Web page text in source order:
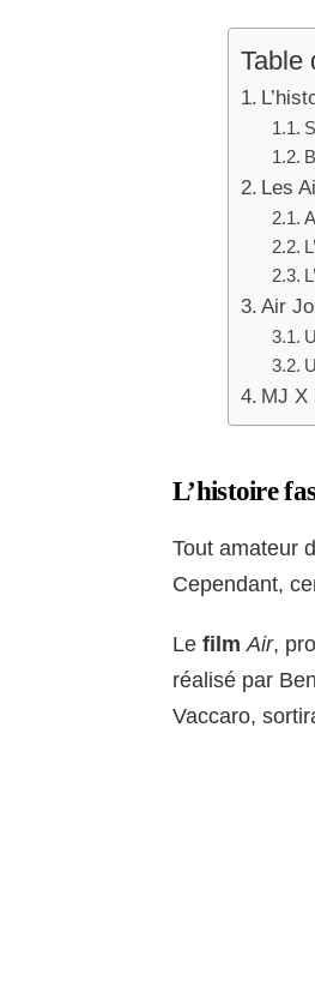
Table
Les
Air
MJ X
L’histoire
Tout amateur
Cependant,
Le filmAir,
réalisé par
Vaccaro,